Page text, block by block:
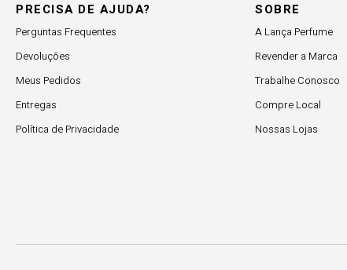
PRECISA DE AJUDA?
Perguntas Frequentes
Devoluções
Meus Pedidos
Entregas
Política de Privacidade
SOBRE
A Lança Perfume
Revender a Marca
Trabalhe Conosco
Compre Local
Nossas Lojas